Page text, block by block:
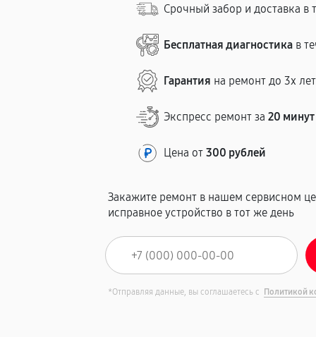
Срочный забор и доставка в
Бесплатная диагностика в
Гарантия на ремонт до 3х лет
Экспресс ремонт за20 минут
Цена от300 рублей
Закажите ремонт в нашем сервисном
исправное устройство в тот же день
*Отправляя данные, вы соглашаетесь с Политикой